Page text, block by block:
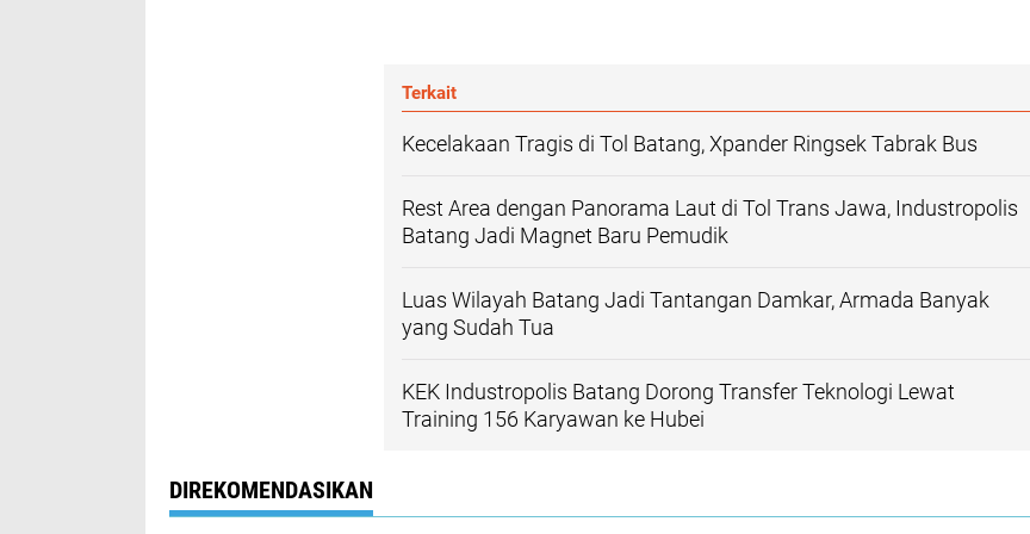
Terkait
Kecelakaan Tragis di Tol Batang, Xpander Ringsek Tabrak Bus
Rest Area dengan Panorama Laut di Tol Trans Jawa, Industropolis
Batang Jadi Magnet Baru Pemudik
Luas Wilayah Batang Jadi Tantangan Damkar, Armada Banyak
yang Sudah Tua
KEK Industropolis Batang Dorong Transfer Teknologi Lewat
Training 156 Karyawan ke Hubei
DIREKOMENDASIKAN